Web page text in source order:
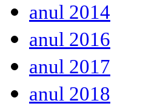
anul 2014
anul 2016
anul 2017
anul 2018